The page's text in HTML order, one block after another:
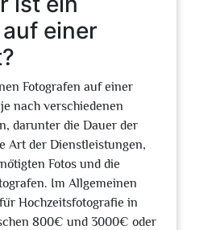
einer
Fotografen auf einer
nach verschiedenen
darunter die Dauer der
Art der Dienstleistungen,
Fotos und die
Im Allgemeinen
Hochzeitsfotografie in
800€ und 3000€ oder